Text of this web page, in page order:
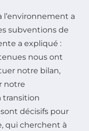
l’environnement a
subventions de
a expliqué :
nous ont
notre bilan,
notre
transition
décisifs pour
qui cherchent à